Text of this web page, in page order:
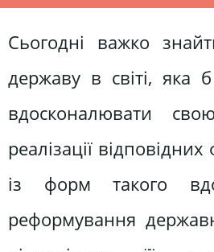
Сьогодні важко
державу в світі, яка
вдосконалювати
реалізації
із форм такого
реформування